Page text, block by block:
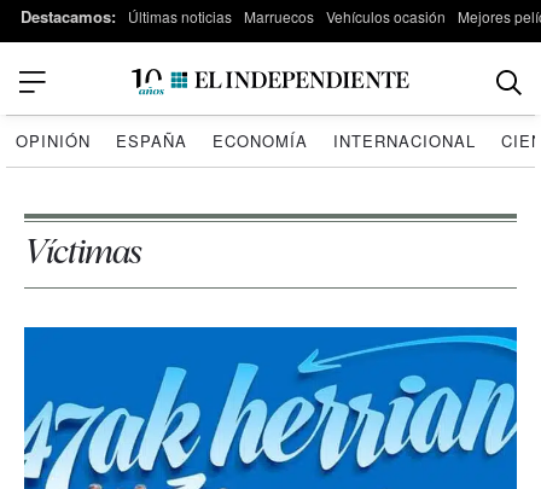
Destacamos: Últimas noticias Marruecos Vehículos ocasión Mejores
OPINIÓN ESPAÑA ECONOMÍA INTERNACIONAL
Víctimas